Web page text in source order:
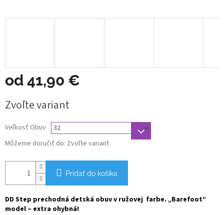
od 41,90 €
cena:
Zvoľte variant
Veľkosť Obuv
Môžeme doručiť do: Zvoľte variant
Pridať do košíka
DD Step prechodná detská obuv v ružovej farbe. „Barefoot“
model – extra ohybná!